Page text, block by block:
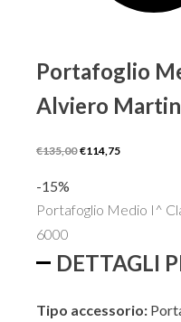
Portafoglio
Alviero
€135,00 Il
era:
€114,75Il
è:
-15%
Portafoglio Medio I^
6000
DETTAGLI
Tipo accessorio: